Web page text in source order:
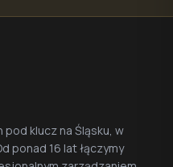
klucz na Śląsku, w
ponad 16 lat łączymy